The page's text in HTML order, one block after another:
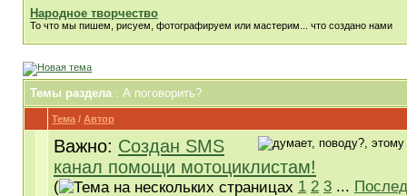
Народное творчество
То что мы пишем, рисуем, фотографируем или мастерим... что создано нами
Темы раздела: А поговорить?
Тема / Автор
Важно: Создан SMS
канал помощи мотоциклистам!
( 1 2 3 ...